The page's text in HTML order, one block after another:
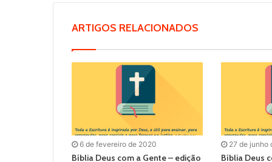
ARTIGOS RELACIONADOS
6 de fevereiro de 2020
Bíblia Deus com a Gente – edição
27 de junho
Bíblia Deus